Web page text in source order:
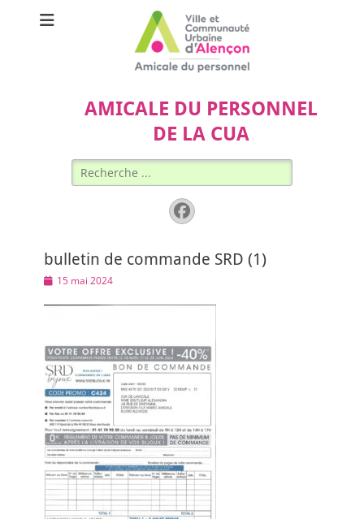
AMICALE DU PERSONNEL
DE LA CUA
Rechercher :
Facebook
bulletin de commande SRD (1)
Posted15 mai 2024